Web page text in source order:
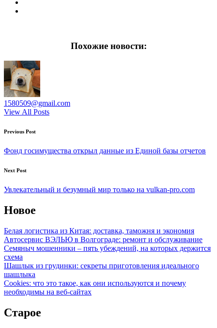
Похожие новости:
1580509@gmail.com
View All Posts
Post
navigation
Previous Post
Фонд госимущества открыл данные из Единой базы отчетов
Next Post
Увлекательный и безумный мир только на vulkan-pro.com
Новое
Белая логистика из Китая: доставка, таможня и экономия
Автосервис ВЭЛЬЮ в Волгограде: ремонт и обслуживание
Семяныч мошенники – пять убеждений, на которых держится
схема
Шашлык из грудинки: секреты приготовления идеального
шашлыка
Cookies: что это такое, как они используются и почему
необходимы на веб-сайтах
Старое